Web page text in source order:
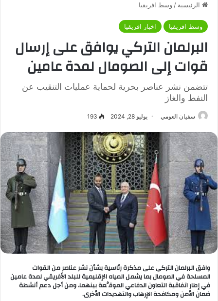
الرئيسية / وسط افريقيا
وسط افريقيا اخبار افريقيا
البرلمان التركي يوافق على إرسال
قوات إلى الصومال لمدة عامين
تتضمن نشر عناصر بحرية لحماية عمليات التنقيب عن
النفط والغاز
سفيان العومي يوليو 28, 2024 193
وافق البرلمان التركي على مذكرة رئاسية بشأن نشر عناصر من القوات
المسلحة في الصومال بما يشمل المياه الإقليمية للبلد الأفريقي لمدة عامين
في إطار اتفاقية التعاون الدفاعي الموقَّعة بينهما، ومن أجل دعم أنشطة
ضمان الأمن ومكافحة الإرهاب والتهديدات الأخرى.